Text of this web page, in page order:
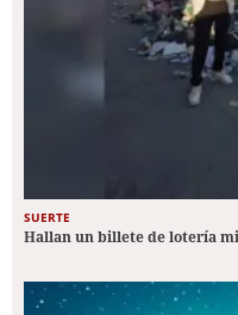
SUERTE
Hallan un billete de lotería